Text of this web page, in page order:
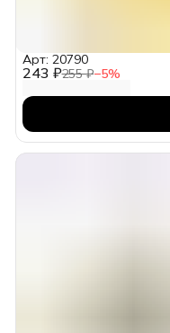
243 ₽255 ₽−5%
Арт: 20790